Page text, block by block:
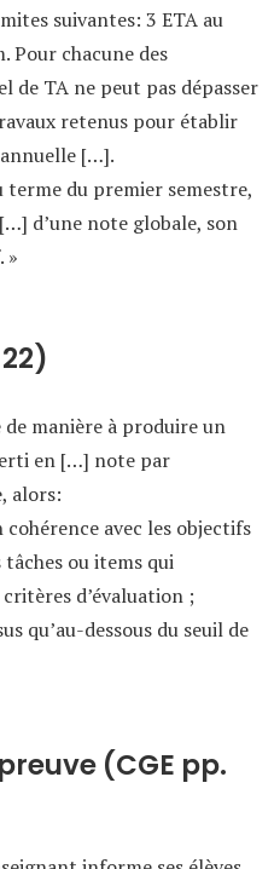
suivantes: 3 ETA au
Pour chacune des
de TA ne peut pas dépasser
retenus pour établir
[…].
du premier semestre,
d’une note globale, son
»
manière à produire un
en […] note par
alors:
avec les objectifs
tâches ou items qui
d’évaluation ;
qu’au-dessous du seuil de
(CGE pp.